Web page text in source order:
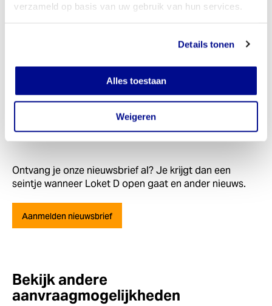
verzameld op basis van uw gebruik van hun services.
Details tonen
Alles toestaan
Weigeren
staat het antwoord erbij
Lees meerover Vragen?
Ontvang je onze nieuwsbrief al? Je krijgt dan een
seintje wanneer Loket D open gaat en ander nieuws.
Aanmelden nieuwsbrief
Bekijk andere
aanvraagmogelijkheden